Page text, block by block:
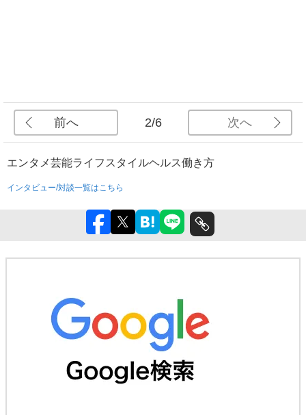
前へ 2/6 次へ
エンタメ芸能ライフスタイルヘルス働き方
インタビュー/対談一覧はこちら